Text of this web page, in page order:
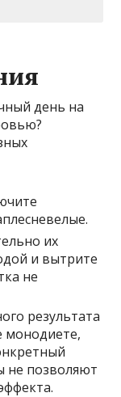
день на
их
и вытрите
не
результата
монодиете,
не позволяют